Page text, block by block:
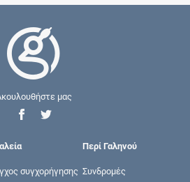
μας
συγχορήγησης
Περί Γαληνού
Συνδρομές